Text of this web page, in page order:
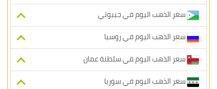
سعر الذهب اليوم في جيبوتي
سعر الذهب اليوم في روسيا
سعر الذهب اليوم في سلطنة عمان
سعر الذهب اليوم في سوريا